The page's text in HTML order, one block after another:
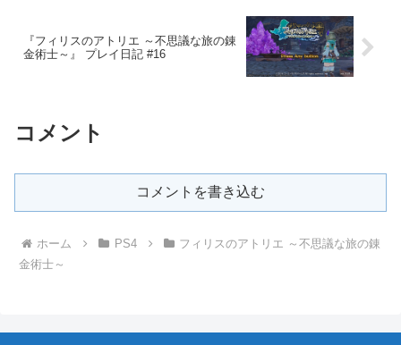
『フィリスのアトリエ ～不思議な旅の錬
金術士～』 プレイ日記 #16
コメント
コメントを書き込む
ホーム PS4
フィリスのアトリエ ～不思議な旅の錬
金術士～